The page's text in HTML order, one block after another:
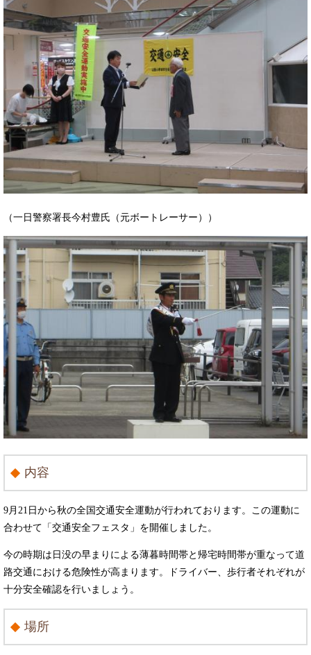
（一日警察署長今村豊氏（元ボートレーサー））
内容
9月21日から秋の全国交通安全運動が行われております。この運動に
合わせて「交通安全フェスタ」を開催しました。
今の時期は日没の早まりによる薄暮時間帯と帰宅時間帯が重なって道
路交通における危険性が高まります。ドライバー、歩行者それぞれが
十分安全確認を行いましょう。
場所